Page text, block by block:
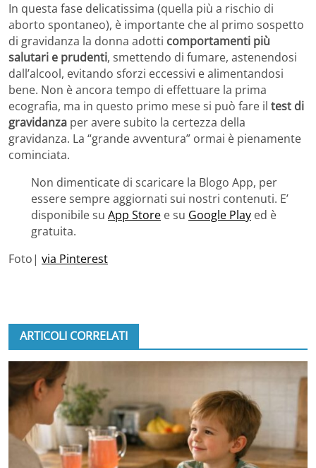
In questa fase delicatissima (quella più a rischio di
aborto spontaneo), è importante che al primo sospetto
di gravidanza la donna adotti comportamenti più
salutari e prudenti, smettendo di fumare, astenendosi
dall’alcool, evitando sforzi eccessivi e alimentandosi
bene. Non è ancora tempo di effettuare la prima
ecografia, ma in questo primo mese si può fare il test di
gravidanza per avere subito la certezza della
gravidanza. La “grande avventura” ormai è pienamente
cominciata.
Non dimenticate di scaricare la Blogo App, per
essere sempre aggiornati sui nostri contenuti. E’
disponibile su App Store e su Google Play ed è
gratuita.
Foto| via Pinterest
ARTICOLI CORRELATI